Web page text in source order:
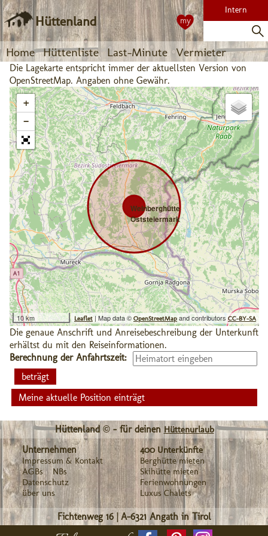
Hüttenland
Home Hüttenliste Last-Minute Vermieter
Intern
my
Die Lagekarte entspricht immer der aktuellsten Version von
OpenStreetMap. Angaben ohne Gewähr.
Weinberghütte
Oststeiermark
+
−
10 km Leaflet | Map data © OpenStreetMap and contributors CC-BY-SA
Die genaue Anschrift und Anreisebeschreibung der Unterkunft
erhältst du mit den Reiseinformationen.
Berechnung der Anfahrtszeit:
Meine aktuelle Position einträgt
Hüttenland © - für deinen Hüttenurlaub
Unternehmen
Impressum & Kontakt
AGBs
NBs
Datenschutz
über uns
400 Unterkünfte
Berghütte mieten
Skihütte mieten
Ferienwohnungen
Luxus Chalets
Fichtenweg 16|A-6321 Angath in Tirol